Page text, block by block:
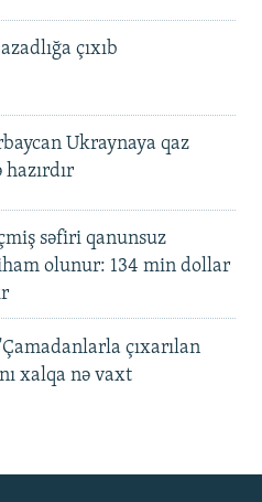
çıxıb
Ukraynaya qaz
səfiri qanunsuz
olunur: 134 min dollar
çıxarılan
xalqa nə vaxt